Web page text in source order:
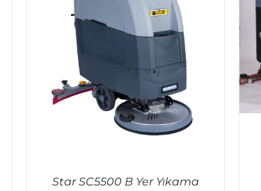
Star SC5500 B Yer Yıkama